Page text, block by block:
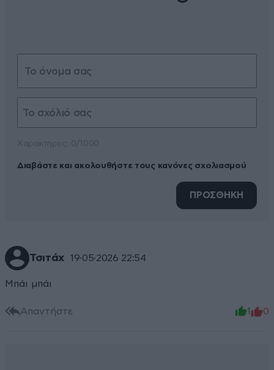
Διαβάστε και ακολουθήστε τους κανόνες σχολιασμού
ΠΡΟΣΘΗΚΗ
Τσιτάχ 19·05·2026 22:54
Μπάι μπάι
Απαντήστε 1 0